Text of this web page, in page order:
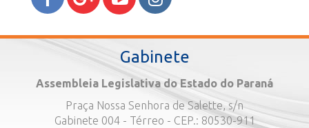
Gabinete
Assembleia Legislativa do Estado do Paraná
Praça Nossa Senhora de Salette, s/n
Gabinete 004 - Térreo - CEP.: 80530-911